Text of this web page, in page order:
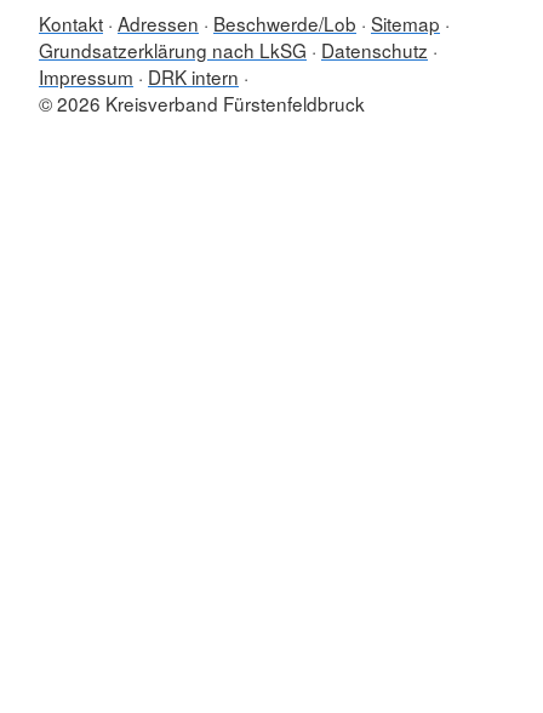
Kontakt Adressen Beschwerde/Lob Sitemap
Grundsatzerklärung nach LkSG
Datenschutz
Impressum
DRK intern
© 2026 Kreisverband Fürstenfeldbruck